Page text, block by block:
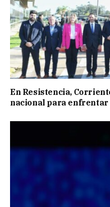
En Resistencia,
nacional para enfrentar